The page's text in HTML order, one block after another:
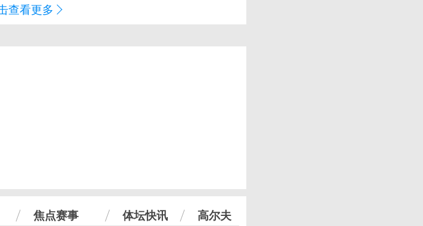
查看更多
焦点赛事 体坛快讯 高尔夫